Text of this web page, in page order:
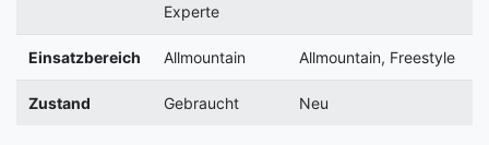
Experte
Einsatzbereich Allmountain Allmountain, Freestyle
Zustand Gebraucht Neu